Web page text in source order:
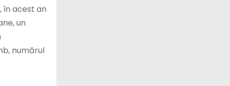
în acest an
un
numărul